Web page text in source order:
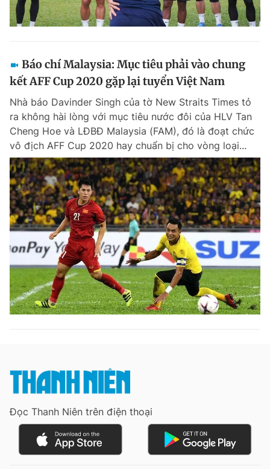
Báo chí Malaysia: Mục tiêu phải vào chung
kết AFF Cup 2020 gặp lại tuyển Việt Nam
Nhà báo Davinder Singh của tờ New Straits Times tỏ
ra không hài lòng với mục tiêu nước đôi của HLV Tan
Cheng Hoe và LĐBĐ Malaysia (FAM), đó là đoạt chức
vô địch AFF Cup 2020 hay chuẩn bị cho vòng loại...
Đọc Thanh Niên trên điện thoại